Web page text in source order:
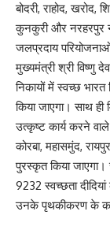
बोदरी, राहोद, खरोद,
कुनकुरी और नरहरपुर
जलप्रदाय
मुख्यमंत्री श्री विष्णु
निकायों में स्वच्छ भारत
किया जाएगा। साथ
उत्कृष्ट कार्य करने वाले
कोरबा, महासमुंद,
पुरस्कृत किया
9232 स्वच्छता
उनके पृथकीकरण के